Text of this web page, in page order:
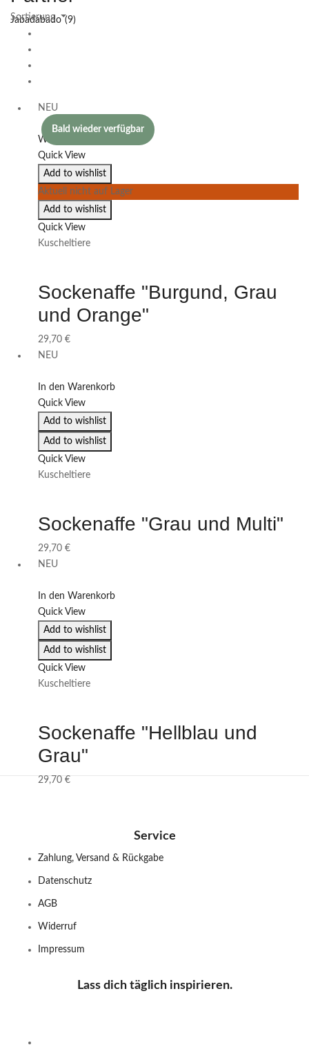
Jabadabado (9)
NEU
Bald wieder verfügbar
Weiterlesen
Quick View
Add to wishlist
Aktuell nicht auf Lager
Add to wishlist
Quick View
Kuscheltiere
Sockenaffe "Burgund, Grau
und Orange"
29,70 €
NEU
In den Warenkorb
Quick View
Add to wishlist
Add to wishlist
Quick View
Kuscheltiere
Sockenaffe "Grau und Multi"
29,70 €
NEU
In den Warenkorb
Quick View
Add to wishlist
Add to wishlist
Quick View
Kuscheltiere
Sockenaffe "Hellblau und
Grau"
29,70 €
Service
Zahlung, Versand & Rückgabe
Datenschutz
AGB
Widerruf
Impressum
Lass dich täglich inspirieren.